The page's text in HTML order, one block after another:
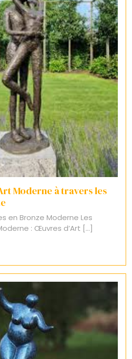
Moderne à travers les
en Bronze Moderne Les
: Œuvres d’Art [...]